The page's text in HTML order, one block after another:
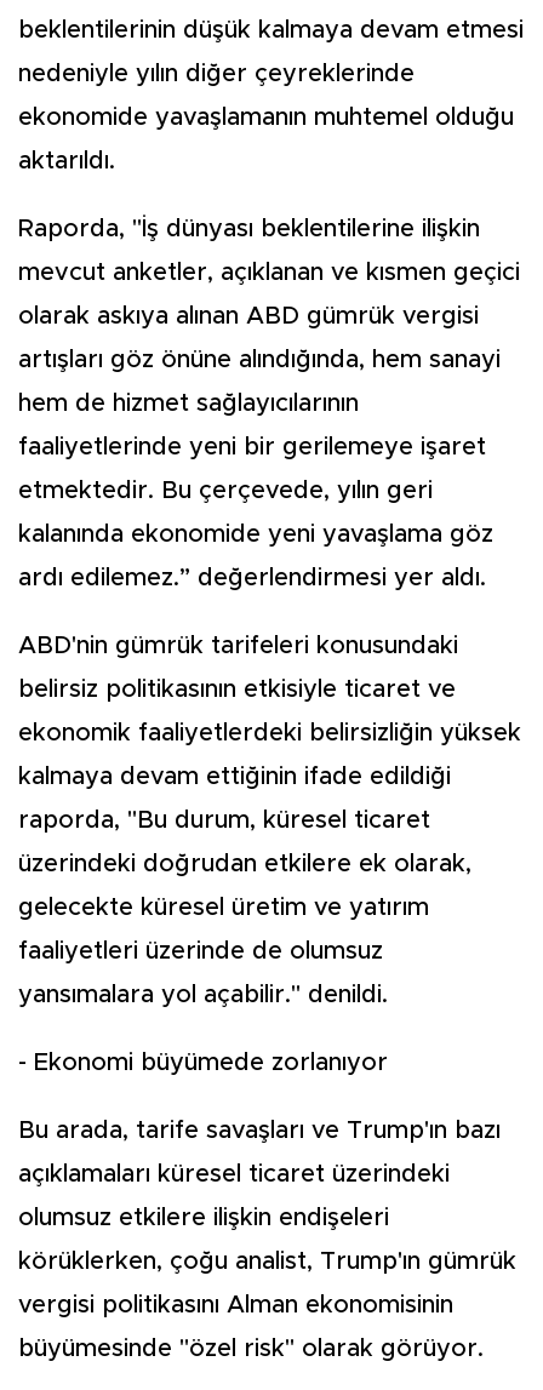
beklentilerinin düşük kalmaya devam etmesi
nedeniyle yılın diğer çeyreklerinde
ekonomide yavaşlamanın muhtemel olduğu
aktarıldı.
Raporda, "İş dünyası beklentilerine ilişkin
mevcut anketler, açıklanan ve kısmen geçici
olarak askıya alınan ABD gümrük vergisi
artışları göz önüne alındığında, hem sanayi
hem de hizmet sağlayıcılarının
faaliyetlerinde yeni bir gerilemeye işaret
etmektedir. Bu çerçevede, yılın geri
kalanında ekonomide yeni yavaşlama göz
ardı edilemez.” değerlendirmesi yer aldı.
ABD'nin gümrük tarifeleri konusundaki
belirsiz politikasının etkisiyle ticaret ve
ekonomik faaliyetlerdeki belirsizliğin yüksek
kalmaya devam ettiğinin ifade edildiği
raporda, "Bu durum, küresel ticaret
üzerindeki doğrudan etkilere ek olarak,
gelecekte küresel üretim ve yatırım
faaliyetleri üzerinde de olumsuz
yansımalara yol açabilir." denildi.
- Ekonomi büyümede zorlanıyor
Bu arada, tarife savaşları ve Trump'ın bazı
açıklamaları küresel ticaret üzerindeki
olumsuz etkilere ilişkin endişeleri
körüklerken, çoğu analist, Trump'ın gümrük
vergisi politikasını Alman ekonomisinin
büyümesinde "özel risk" olarak görüyor.